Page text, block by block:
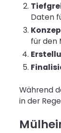
Daten
für den
Während
in der